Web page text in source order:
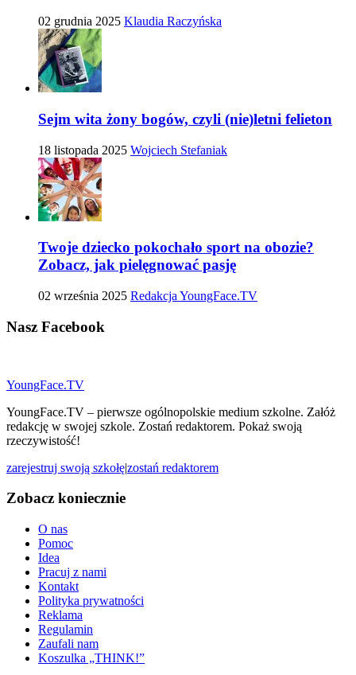
02 grudnia 2025 Klaudia Raczyńska
Sejm wita żony bogów, czyli (nie)letni felieton
18 listopada 2025 Wojciech Stefaniak
Twoje dziecko pokochało sport na obozie?
Zobacz, jak pielęgnować pasję
02 września 2025 Redakcja YoungFace.TV
Nasz Facebook
YoungFace.TV
YoungFace.TV – pierwsze ogólnopolskie medium szkolne. Załóż
redakcję w swojej szkole. Zostań redaktorem. Pokaż swoją
rzeczywistość!
zarejestruj swoją szkołę|zostań redaktorem
Zobacz koniecznie
O nas
Pomoc
Idea
Pracuj z nami
Kontakt
Polityka prywatności
Reklama
Regulamin
Zaufali nam
Koszulka „THINK!”